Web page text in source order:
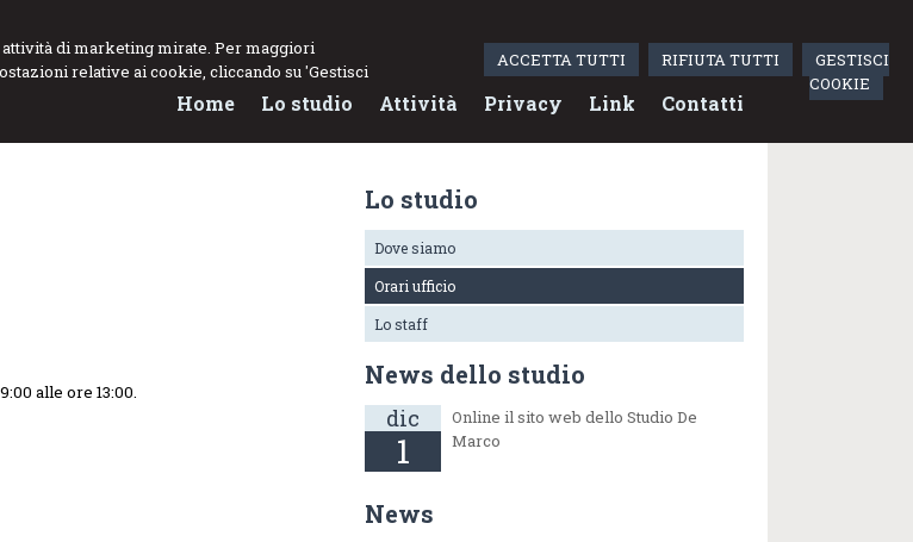
di marketing mirate. Per maggiori
relative ai cookie, cliccando su 'Gestisci
ACCETTA TUTTI RIFIUTA TUTTI
GESTISCI
COOKIE
Home Lo studio Attività Privacy Link Contatti
alle ore 13:00.
Lo studio
Dove siamo
Orari ufficio
Lo staff
News dello studio
dic
1
Online il sito web dello Studio De
Marco
News